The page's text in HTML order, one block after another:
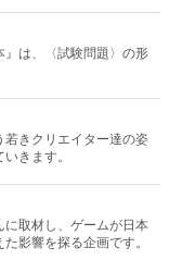
』は、〈試験問題〉の形
若きクリエイター達の姿
きます。
取材し、ゲームが日本
影響を探る企画です。